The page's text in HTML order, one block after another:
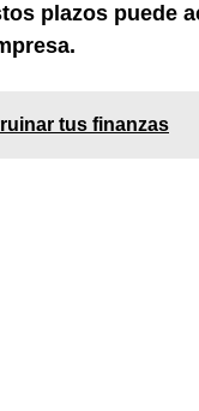
plazos puede
tus finanzas